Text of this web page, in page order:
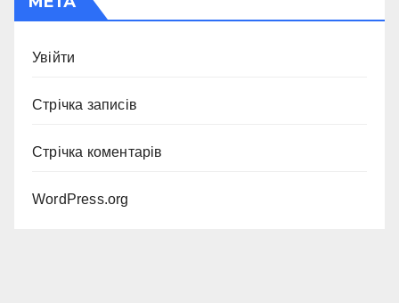
Увійти
Стрічка записів
Стрічка коментарів
WordPress.org